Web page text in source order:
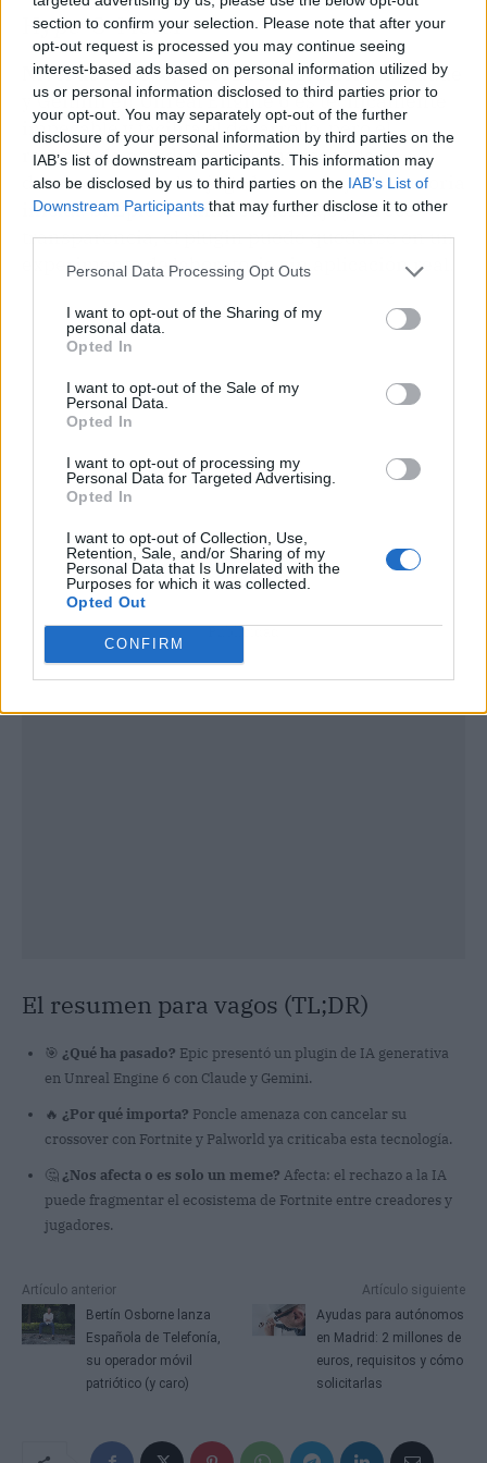
section to confirm your selection. Please note that after your
opt-out request is processed you may continue seeing
interest-based ads based on personal information utilized by
us or personal information disclosed to third parties prior to
your opt-out. You may separately opt-out of the further
disclosure of your personal information by third parties on the
IAB’s list of downstream participants. This information may
also be disclosed by us to third parties on the IAB’s List of
Downstream Participants that may further disclose it to other
Personal Data Processing Opt Outs
I want to opt-out of the Sharing of my
personal data.
Opted In
I want to opt-out of the Sale of my
Personal Data.
Opted In
I want to opt-out of processing my
Personal Data for Targeted Advertising.
Opted In
I want to opt-out of Collection, Use,
Retention, Sale, and/or Sharing of my
Personal Data that Is Unrelated with the
Purposes for which it was collected.
Opted Out
CONFIRM
Hype-O-Meter
Nivel de hype: 6,5/10.La integración de Claude
y Gemini en Unreal Engine 6 es técnicamente
impecable y facilita el desarrollo, pero el
rechazo de estudios emblemáticos y la
desconfianza de los jugadores rebajan la euforia
inicial. Si Epic no afina el mensaje y ofrece
transparencia, el plugin puede quedarse en un
experimento de laboratorio sin aplicación real.
Publicidad
El resumen para vagos (TL;DR)
🎯 ¿Qué ha pasado? Epic presentó un plugin de IA generativa
en Unreal Engine 6 con Claude y Gemini.
🔥 ¿Por qué importa? Poncle amenaza con cancelar su
crossover con Fortnite y Palworld ya criticaba esta tecnología.
🤔¿Nos afecta o es solo un meme? Afecta: el rechazo a la IA
puede fragmentar el ecosistema de Fortnite entre creadores y
jugadores.
Artículo anterior
Bertín Osborne lanza
Española de Telefonía,
su operador móvil
patriótico (y caro)
Artículo siguiente
Ayudas para autónomos
en Madrid: 2 millones de
euros, requisitos y cómo
solicitarlas